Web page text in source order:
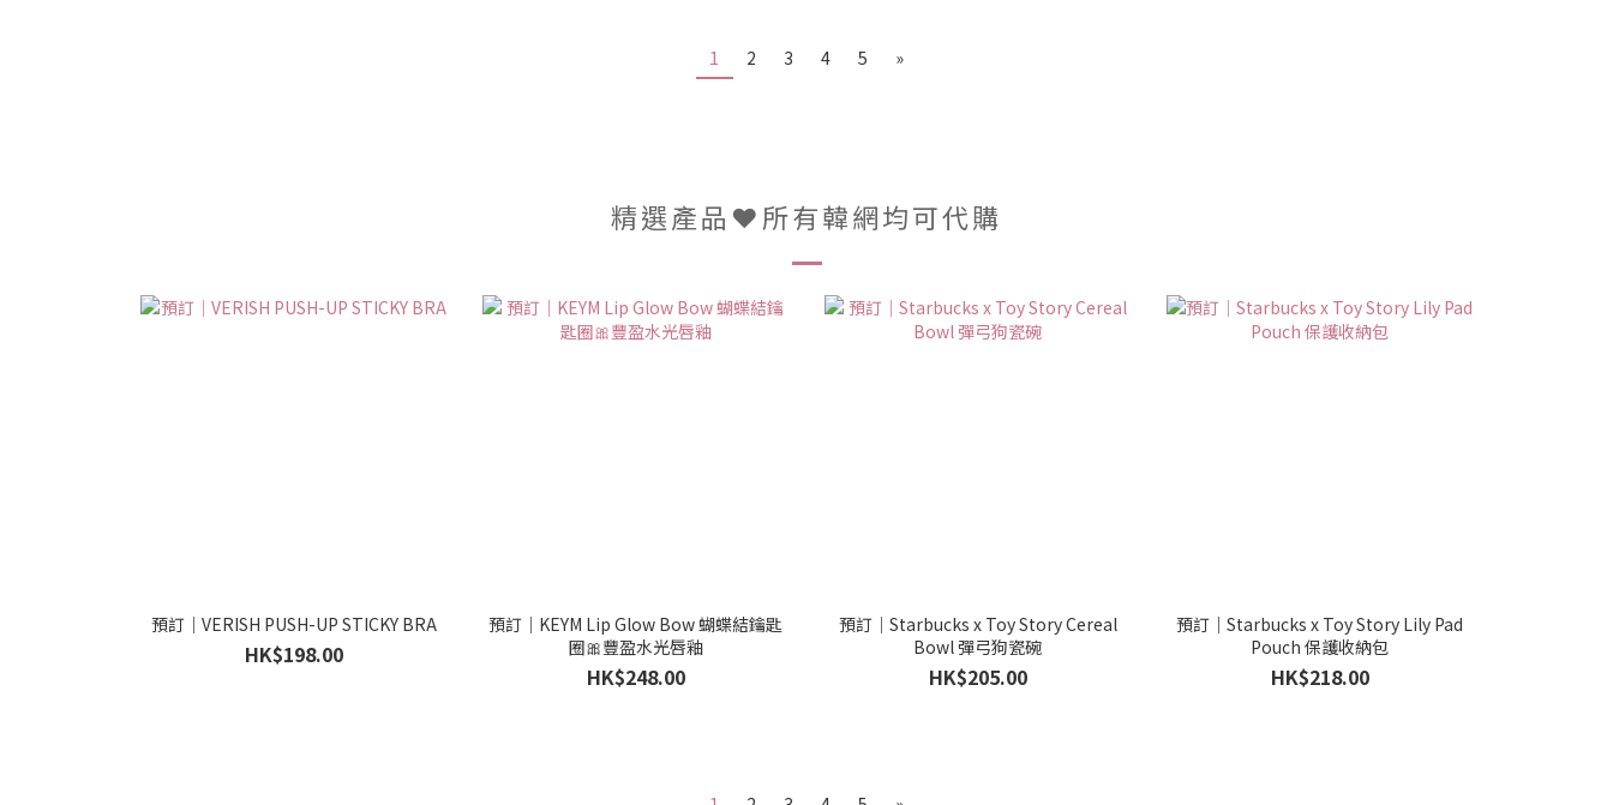
1 2 3 4 5 »
精選產品❤️所有韓網均可代購
預訂｜VERISH PUSH-UP STICKY BRA
HK$198.00
預訂｜KEYM Lip Glow Bow 蝴蝶結鑰匙
圈🎀豐盈水光唇釉
HK$248.00
預訂｜Starbucks x Toy Story Cereal
Bowl 彈弓狗瓷碗
HK$205.00
預訂｜Starbucks x Toy Story Lily Pad
Pouch 保護收納包
HK$218.00